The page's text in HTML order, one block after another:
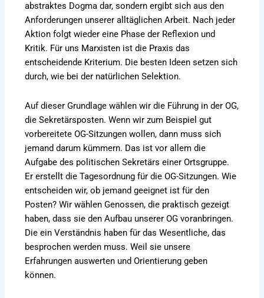
abstraktes Dogma dar, sondern ergibt sich aus den
Anforderungen unserer alltäglichen Arbeit. Nach jeder
Aktion folgt wieder eine Phase der Reflexion und
Kritik. Für uns Marxisten ist die Praxis das
entscheidende Kriterium. Die besten Ideen setzen sich
durch, wie bei der natürlichen Selektion.
Auf dieser Grundlage wählen wir die Führung in der OG,
die Sekretärsposten. Wenn wir zum Beispiel gut
vorbereitete OG-Sitzungen wollen, dann muss sich
jemand darum kümmern. Das ist vor allem die
Aufgabe des politischen Sekretärs einer Ortsgruppe.
Er erstellt die Tagesordnung für die OG-Sitzungen. Wie
entscheiden wir, ob jemand geeignet ist für den
Posten? Wir wählen Genossen, die praktisch gezeigt
haben, dass sie den Aufbau unserer OG voranbringen.
Die ein Verständnis haben für das Wesentliche, das
besprochen werden muss. Weil sie unsere
Erfahrungen auswerten und Orientierung geben
können.